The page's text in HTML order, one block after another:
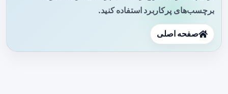
برچسب‌های پرکاربرد استفاده کنید.
صفحه اصلی